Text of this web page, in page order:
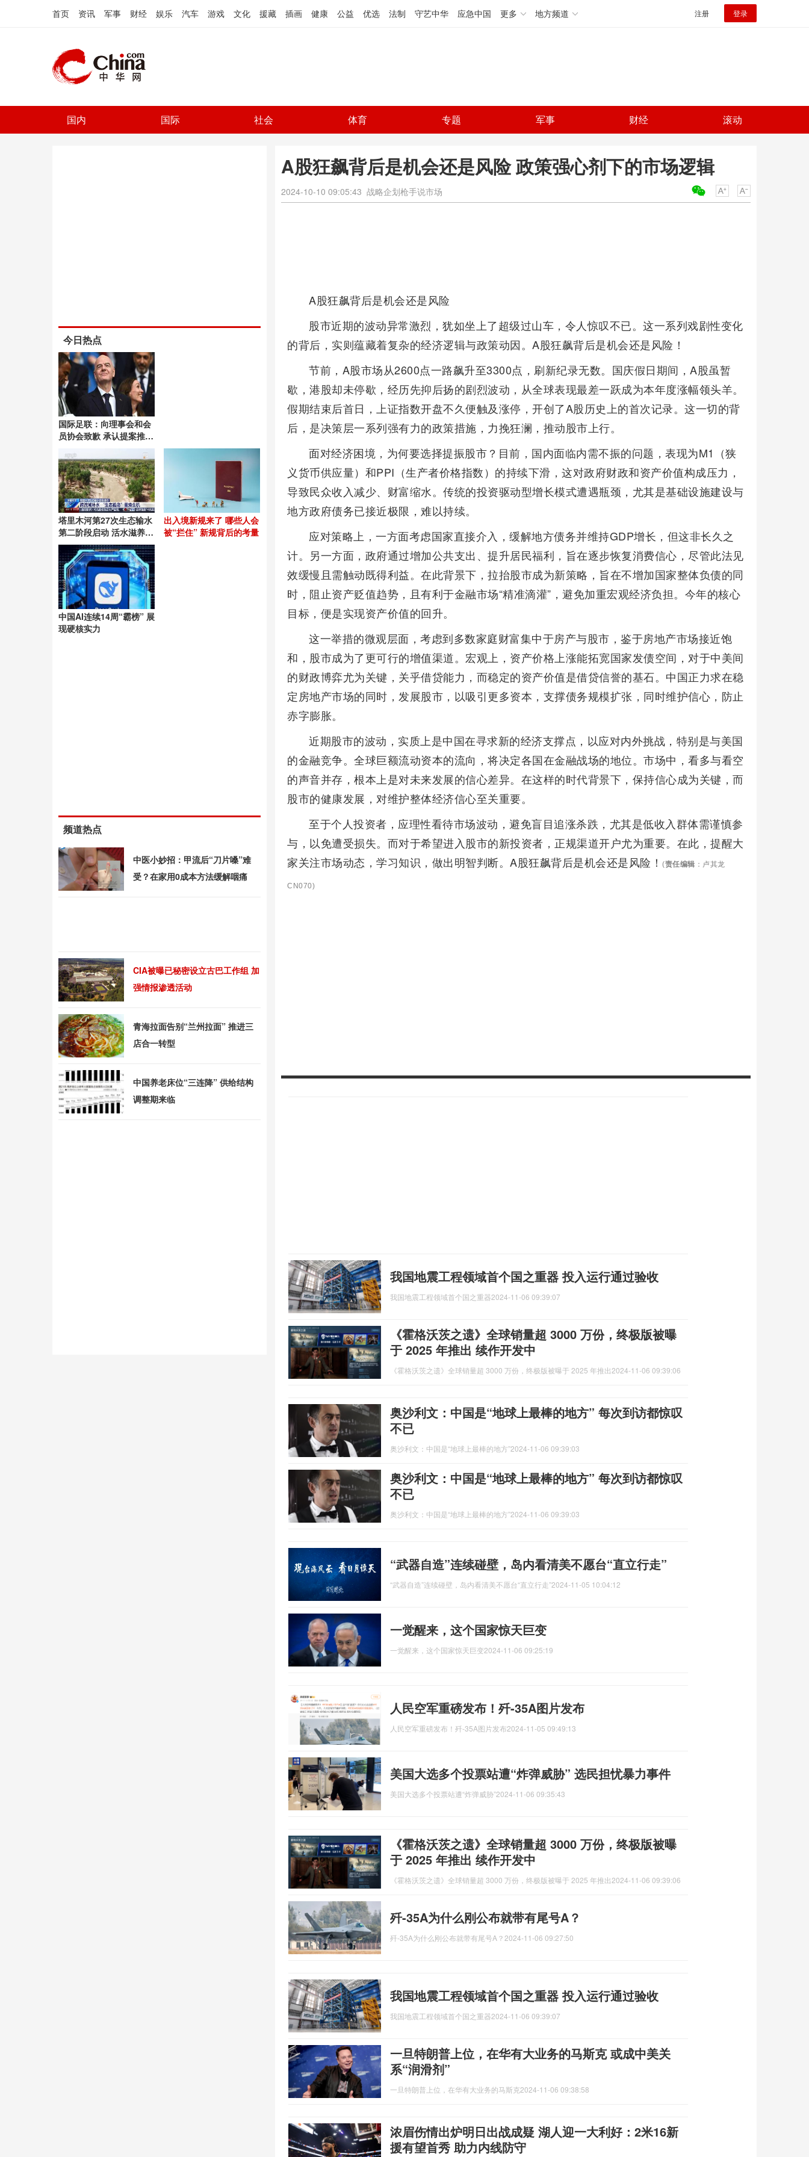
首页 资讯 军事 财经 娱乐 汽车 游戏 文化 援藏 插画 健康 公益 优选 法制 守艺中华 应急中国 更多 地方频道 注册 登录
国内 国际 社会 体育 专题 军事 财经 滚动
A股狂飙背后是机会还是风险 政策强心剂下的市场逻辑
2024-10-10 09:05:43 战略企划枪手说市场
A股狂飙背后是机会还是风险
股市近期的波动异常激烈，犹如坐上了超级过山车，令人惊叹不已。这一系列戏剧性变化
的背后，实则蕴藏着复杂的经济逻辑与政策动因。A股狂飙背后是机会还是风险！
节前，A股市场从2600点一路飙升至3300点，刷新纪录无数。国庆假日期间，A股虽暂
歇，港股却未停歇，经历先抑后扬的剧烈波动，从全球表现最差一跃成为本年度涨幅领头羊。
假期结束后首日，上证指数开盘不久便触及涨停，开创了A股历史上的首次记录。这一切的背
后，是决策层一系列强有力的政策措施，力挽狂澜，推动股市上行。
面对经济困境，为何要选择提振股市？目前，国内面临内需不振的问题，表现为M1（狭
义货币供应量）和PPI（生产者价格指数）的持续下滑，这对政府财政和资产价值构成压力，
导致民众收入减少、财富缩水。传统的投资驱动型增长模式遭遇瓶颈，尤其是基础设施建设与
地方政府债务已接近极限，难以持续。
应对策略上，一方面考虑国家直接介入，缓解地方债务并维持GDP增长，但这非长久之
计。另一方面，政府通过增加公共支出、提升居民福利，旨在逐步恢复消费信心，尽管此法见
效缓慢且需触动既得利益。在此背景下，拉抬股市成为新策略，旨在不增加国家整体负债的同
时，阻止资产贬值趋势，且有利于金融市场“精准滴灌”，避免加重宏观经济负担。今年的核心
目标，便是实现资产价值的回升。
这一举措的微观层面，考虑到多数家庭财富集中于房产与股市，鉴于房地产市场接近饱
和，股市成为了更可行的增值渠道。宏观上，资产价格上涨能拓宽国家发债空间，对于中美间
的财政博弈尤为关键，关乎借贷能力，而稳定的资产价值是借贷信誉的基石。中国正力求在稳
定房地产市场的同时，发展股市，以吸引更多资本，支撑债务规模扩张，同时维护信心，防止
赤字膨胀。
近期股市的波动，实质上是中国在寻求新的经济支撑点，以应对内外挑战，特别是与美国
的金融竞争。全球巨额流动资本的流向，将决定各国在金融战场的地位。市场中，看多与看空
的声音并存，根本上是对未来发展的信心差异。在这样的时代背景下，保持信心成为关键，而
股市的健康发展，对维护整体经济信心至关重要。
至于个人投资者，应理性看待市场波动，避免盲目追涨杀跌，尤其是低收入群体需谨慎参
与，以免遭受损失。而对于希望进入股市的新投资者，正规渠道开户尤为重要。在此，提醒大
家关注市场动态，学习知识，做出明智判断。A股狂飙背后是机会还是风险！ (责任编辑 ：卢其龙
CN070)
我国地震工程领域首个国之重器 投入运行通过验收
我国地震工程领域首个国之重器2024-11-06 09:39:07
《霍格沃茨之遗》全球销量超 3000 万份，终极版被曝
于 2025 年推出 续作开发中
《霍格沃茨之遗》全球销量超 3000 万份，终极版被曝于 2025 年推出2024-11-06 09:39:06
奥沙利文：中国是“地球上最棒的地方” 每次到访都惊叹
不已
奥沙利文：中国是“地球上最棒的地方”2024-11-06 09:39:03
奥沙利文：中国是“地球上最棒的地方” 每次到访都惊叹
不已
奥沙利文：中国是“地球上最棒的地方”2024-11-06 09:39:03
“武器自造”连续碰壁，岛内看清美不愿台“直立行走”
“武器自造”连续碰壁，岛内看清美不愿台“直立行走”2024-11-05 10:04:12
一觉醒来，这个国家惊天巨变
一觉醒来，这个国家惊天巨变2024-11-06 09:25:19
人民空军重磅发布！歼-35A图片发布
人民空军重磅发布！歼-35A图片发布2024-11-05 09:49:13
美国大选多个投票站遭“炸弹威胁” 选民担忧暴力事件
美国大选多个投票站遭“炸弹威胁”2024-11-06 09:35:43
《霍格沃茨之遗》全球销量超 3000 万份，终极版被曝
于 2025 年推出 续作开发中
《霍格沃茨之遗》全球销量超 3000 万份，终极版被曝于 2025 年推出2024-11-06 09:39:06
歼-35A为什么刚公布就带有尾号A？
歼-35A为什么刚公布就带有尾号A？ 2024-11-06 09:27:50
我国地震工程领域首个国之重器 投入运行通过验收
我国地震工程领域首个国之重器2024-11-06 09:39:07
一旦特朗普上位，在华有大业务的马斯克 或成中美关
系“润滑剂”
一旦特朗普上位，在华有大业务的马斯克2024-11-06 09:38:58
浓眉伤情出炉明日出战成疑 湖人迎一大利好：2米16新
援有望首秀 助力内线防守
今日热点
国际足联：向理事会和会
员协会致歉 承认提案推进
塔里木河第27次生态输水
第二阶段启动 活水滋养绿
洲
出入境新规来了 哪些人会
被“拦住” 新规背后的考量
中国AI连续14周“霸榜” 展
现硬核实力
频道热点
中医小妙招：甲流后“刀片嗓”难
受？在家用0成本方法缓解咽痛
CIA被曝已秘密设立古巴工作组 加
强情报渗透活动
青海拉面告别“兰州拉面” 推进三
店合一转型
中国养老床位“三连降” 供给结构
调整期来临